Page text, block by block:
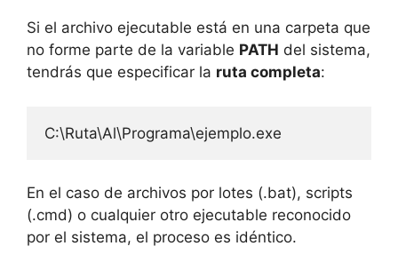
Si el archivo ejecutable está en una carpeta que
no forme parte de la variable PATH del sistema,
tendrás que especificar la ruta completa:
C:\Ruta\Al\Programa\ejemplo.exe
En el caso de archivos por lotes (.bat), scripts
(.cmd) o cualquier otro ejecutable reconocido
por el sistema, el proceso es idéntico.